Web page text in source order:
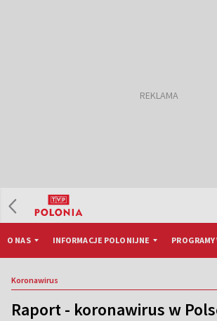
O NAS INFORMACJE POLONIJNE
Koronawirus
Raport - koronawirus w